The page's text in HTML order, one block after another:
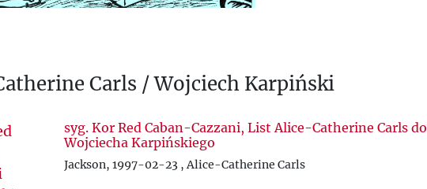
Carls / Wojciech Karpiński
syg. Kor Red Caban-Cazzani, List Alice-Catherine Carls do
Wojciecha Karpińskiego
Jackson, 1997-02-23 , Alice-Catherine Carls